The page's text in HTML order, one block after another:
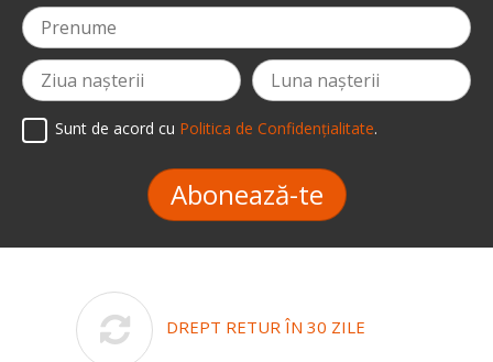
Sunt de acord cu Politica de Confidențialitate.
Abonează-te
DREPT RETUR ÎN 30 ZILE